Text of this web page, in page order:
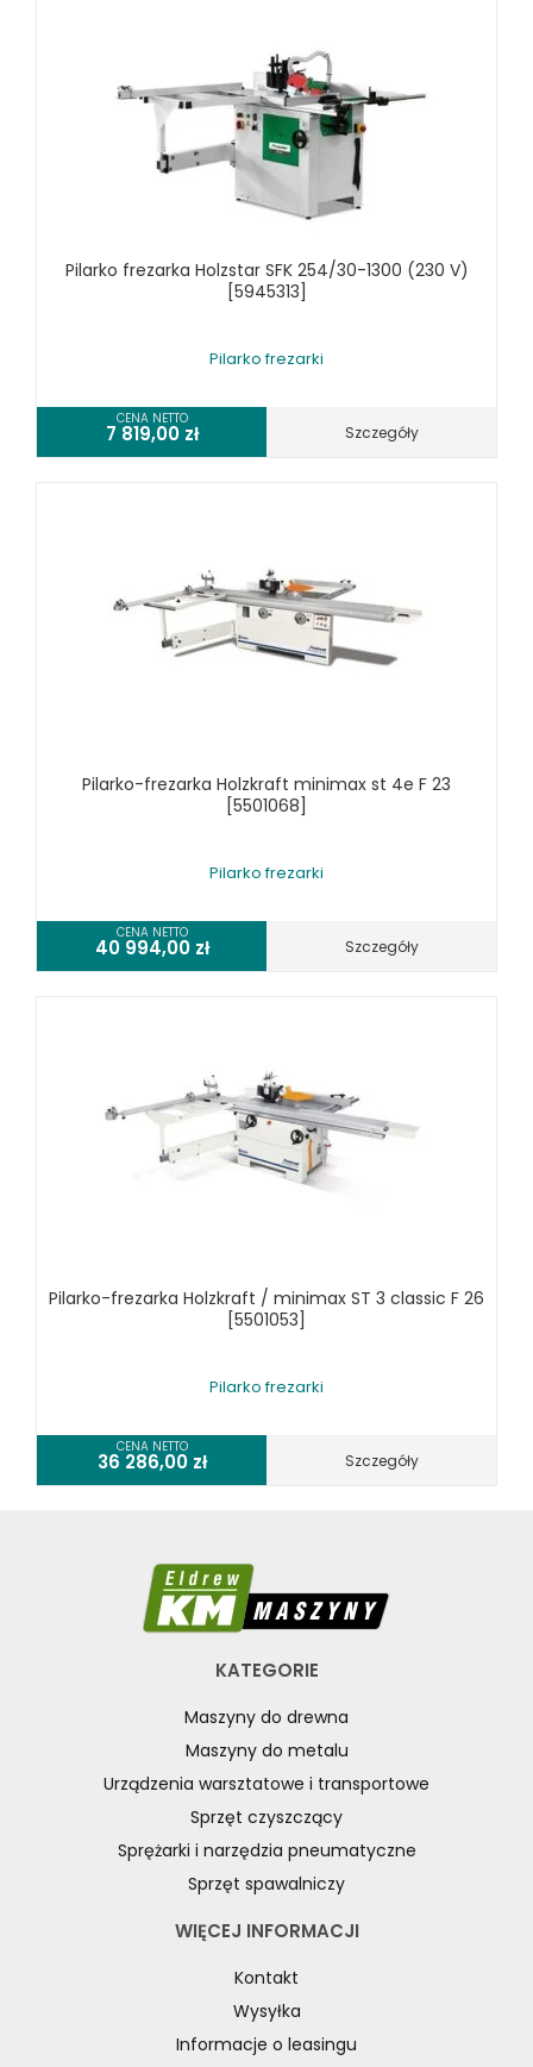
UKOŚNICE, PIŁY TARCZOWE DO DREWNA
URZĄDZENIA WIELOCZYNNOŚCIOWE DO DREWNA
WIERTARKI POZIOME DO DREWNA, WIELOWRZECIONOWE,
WYRZYNARKI DO DREWNA, STOŁOWE
MASZYNY DO METALU
SPRĘŻARKI I NARZĘDZIA PNEUMATYCZNE
SPRZĘT SPAWALNICZY
Pilarko frezarka Holzstar SFK 254/30-1300 (230 V)
[5945313]
Pilarko frezarki
CENA NETTO
7 819,00 zł Szczegóły
Pilarko-frezarka Holzkraft minimax st 4e F 23
[5501068]
Pilarko frezarki
CENA NETTO
40 994,00 zł Szczegóły
Pilarko-frezarka Holzkraft / minimax ST 3 classic F 26
[5501053]
Pilarko frezarki
CENA NETTO
36 286,00 zł Szczegóły
KATEGORIE
Maszyny do drewna
Maszyny do metalu
Urządzenia warsztatowe i transportowe
Sprzęt czyszczący
Sprężarki i narzędzia pneumatyczne
Sprzęt spawalniczy
WIĘCEJ INFORMACJI
Kontakt
Wysyłka
Informacje o leasingu